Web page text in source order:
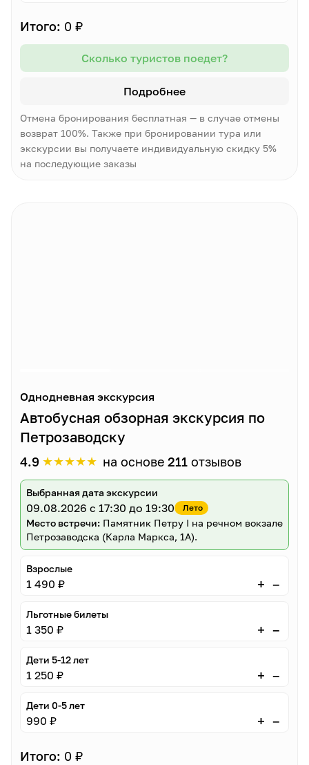
Итого: 0 ₽
Сколько туристов поедет?
Подробнее
Отмена бронирования бесплатная — в случае отмены
возврат 100%. Также при бронировании тура или
экскурсии вы получаете индивидуальную скидку 5%
на последующие заказы
Однодневная экскурсия
Автобусная обзорная экскурсия по
Петрозаводску
4.9 ★★★★★ на основе 211 отзывов
Выбранная дата экскурсии
09.08.2026 с 17:30 до 19:30 Лето
Место встречи: Памятник Петру I на речном вокзале
Петрозаводска (Карла Маркса, 1А).
Взрослые
1 490 ₽ + –
Льготные билеты
1 350 ₽ + –
Дети 5-12 лет
1 250 ₽ + –
Дети 0-5 лет
990 ₽ + –
Итого: 0 ₽